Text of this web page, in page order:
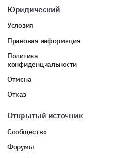
Юридический
Условия
Правовая информация
Политика
конфиденциальности
Отмена
Отказ
Открытый источник
Сообщество
Форумы